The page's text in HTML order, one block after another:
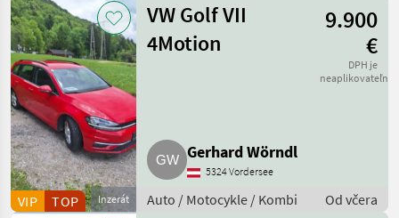
/ Sonstige
Inzerát
VIP TOP
VW Golf VII
4Motion
9.900
€
DPH je
neaplikovateľné
Gerhard Wörndl
5324 Vordersee
Auto / Motocykle / Kombi Od včera